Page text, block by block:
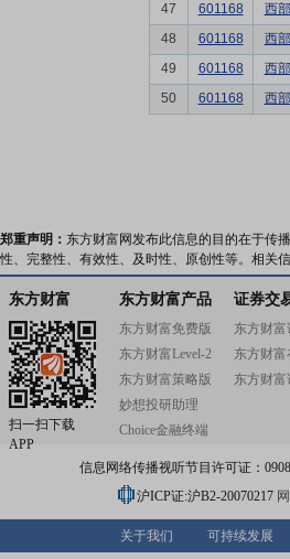
47
601168 西
48
601168 西
49
601168 西
50
601168 西
郑重声明： 东方财富网发布此信息的目的在于传
性、完整性、有效性、及时性、原创性等。相关
东方财富
扫一扫下载
APP
东方财富产品
东方财富免费版
东方财富Level-2
东方财富策略版
妙想投研助理
Choice金融终端
证券交
东方财富
东方财富
东方财富
信息网络传播视听节目许可证：
沪ICP证:沪B2-20070217
关于我们 可持续发展